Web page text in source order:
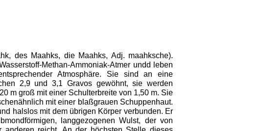
des Maahks, die Maahks, Adj. maahksche).
Methan-Ammoniak-Atmer undd leben
Atmosphäre. Sie sind an eine
2,9 und 3,1 Gravos gewöhnt, sie werden
m groß mit einer Schulterbreite von 1,50 m. Sie
mit einer blaß­grauen Schuppenhaut.
halslos mit dem übrigen Körper verbunden. Er
langgezoge­nen Wulst, der von